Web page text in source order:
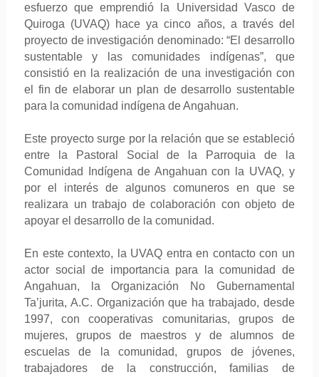
esfuerzo que emprendió la Universidad Vasco de
Quiroga (UVAQ) hace ya cinco años, a través del
proyecto de investigación denominado: “El desarrollo
sustentable y las comunidades indígenas”, que
consistió en la realización de una investigación con
el fin de elaborar un plan de desarrollo sustentable
para la comunidad indígena de Angahuan.
Este proyecto surge por la relación que se estableció
entre la Pastoral Social de la Parroquia de la
Comunidad Indígena de Angahuan con la UVAQ, y
por el interés de algunos comuneros en que se
realizara un trabajo de colaboración con objeto de
apoyar el desarrollo de la comunidad.
En este contexto, la UVAQ entra en contacto con un
actor social de importancia para la comunidad de
Angahuan, la Organización No Gubernamental
Ta’jurita, A.C. Organización que ha trabajado, desde
1997, con cooperativas comunitarias, grupos de
mujeres, grupos de maestros y de alumnos de
escuelas de la comunidad, grupos de jóvenes,
trabajadores de la construcción, familias de